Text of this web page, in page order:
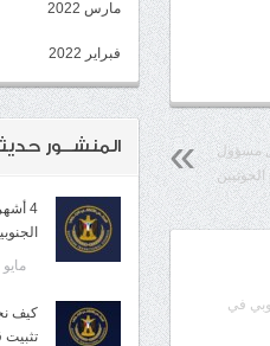
مسؤول
في
مارس 2022
فبراير 2022
المنشــور
4
مايو 2, 2026
كيف
تثبيت